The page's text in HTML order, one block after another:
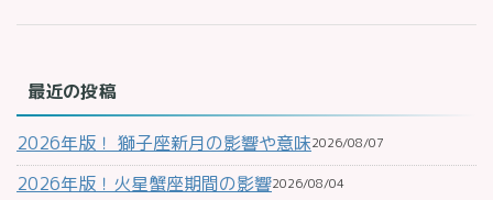
最近の投稿
2026年版！ 獅子座新月の影響や意味2026/08/07
2026年版！火星蟹座期間の影響2026/08/04